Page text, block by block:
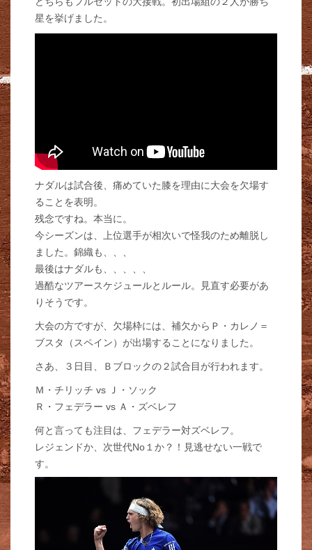
星を挙げました。
ナダルは試合後、痛めていた膝を理由に大会を欠場す
ることを表明。
残念ですね。本当に。
今シーズンは、上位選手が相次いで怪我のため離脱し
ました。錦織も、、、
最後はナダルも、、、、、
過酷なツアースケジュールとルール。見直す必要があ
りそうです。
大会の方ですが、欠場枠には、補欠からＰ・カレノ＝
ブスタ（スペイン）が出場することになりました。
さあ、３日目、Ｂブロックの２試合目が行われます。
Ｍ・チリッチ vs Ｊ・ソック
Ｒ・フェデラー vs Ａ・ズベレフ
何と言っても注目は、フェデラー対ズベレフ。
レジェンドか、次世代No１か？！見逃せない一戦で
す。